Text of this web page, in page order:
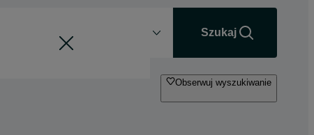
Szukaj
Obserwuj wyszukiwanie